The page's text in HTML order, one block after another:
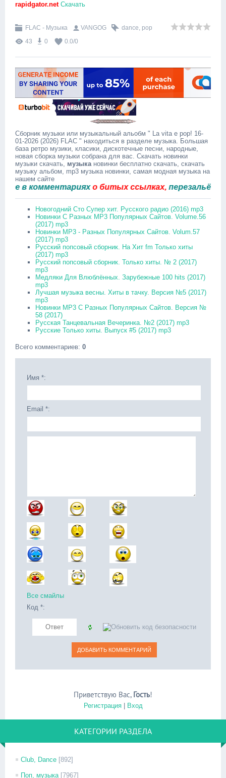
rapidgator.netСкачать
FLAC - Музыка VANGOG dance, pop
43
0 0.0/0
Сборник музыки или музыкальный альобм " La vita e pop! 16-
01-2026 (2026) FLAC " находиться в разделе музыка. Большая
база ретро музики, класики, дискотечные песни, народные,
новая сборка музыки собрана для вас. Скачать новинки
музыки скачать, музыкановинки бесплатно скачать, скачать
музыку альбом, mp3 музыка новинки, самая модная музыка на
нашем сайте
комментарияхо битых ссылках,перезальём
Новогодний Сто Супер хит. Русского радио (2016) mp3
Новинки С Разных MP3 Популярных Сайтов. Volume.56
(2017) mp3
Новинки MP3 - Разных Популярных Сайтов. Volum.57
(2017) mp3
Русский попсовый сборник. На Хит fm Только хиты
(2017) mp3
Русский попсовый сборник. Только хиты. № 2 (2017)
mp3
Медляки Для Влюблённых. Зарубежные 100 hits (2017)
mp3
Лучшая музыка весны. Хиты в тачку. Версия №5 (2017)
mp3
Новинки MP3 С Разных Популярных Сайтов. Версия №
58 (2017)
Русская Танцевальная Вечеринка. №2 (2017) mp3
Русские Только хиты. Выпуск #5 (2017) mp3
Всего комментариев: 0
Имя *:
Email *:
Все смайлы
Код *:
Приветствую Вас, Гость!
Регистрация| Вход
КАТЕГОРИИ РАЗДЕЛА
Club, Dance [892]
Поп, музыка [7967]